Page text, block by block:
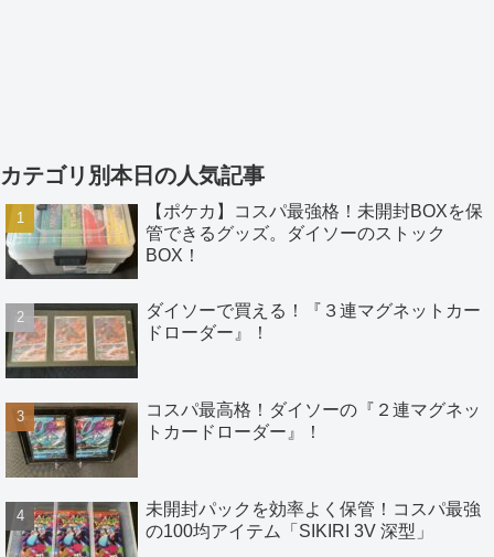
カテゴリ別本日の人気記事
【ポケカ】コスパ最強格！未開封BOXを保
管できるグッズ。ダイソーのストック
BOX！
ダイソーで買える！『３連マグネットカー
ドローダー』！
コスパ最高格！ダイソーの『２連マグネッ
トカードローダー』！
未開封パックを効率よく保管！コスパ最強
の100均アイテム「SIKIRI 3V 深型」